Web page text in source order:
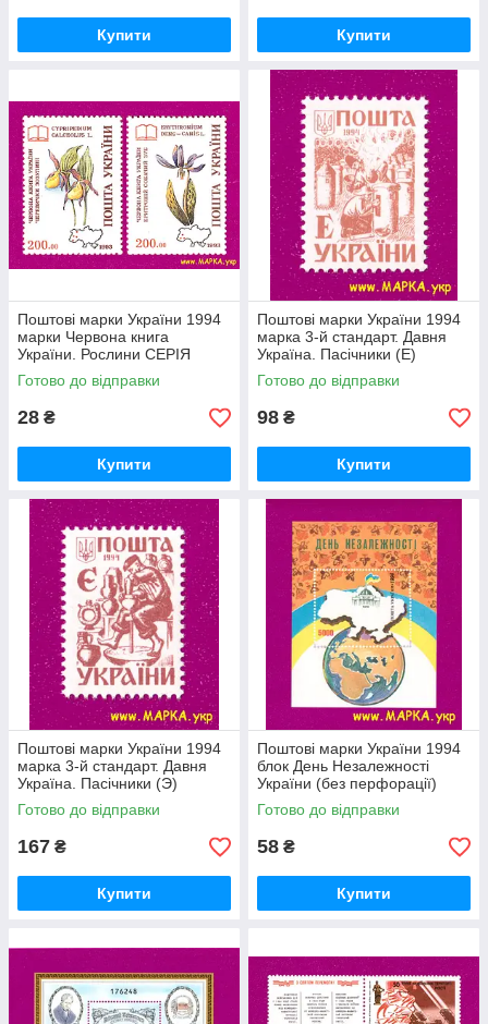
Купити Купити
Поштові марки України 1994
марки Червона книга
України. Рослини СЕРІЯ
Готово до відправки
28 ₴
Купити
Поштові марки України 1994
марка 3-й стандарт. Давня
Україна. Пасічники (Е)
Готово до відправки
98 ₴
Купити
Поштові марки України 1994
марка 3-й стандарт. Давня
Україна. Пасічники (Э)
Готово до відправки
167 ₴
Купити
Поштові марки України 1994
блок День Незалежності
України (без перфорації)
Готово до відправки
58 ₴
Купити